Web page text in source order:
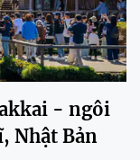
- ngôi
Nhật Bản